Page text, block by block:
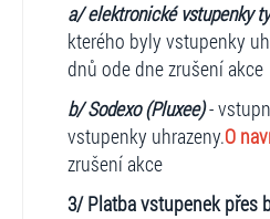
a/ elektronické vstupenky
kterého byly vstupenky
dnů ode dne zrušení akce
b/ Sodexo (Pluxee)-
vstupenky uhrazeny.O
zrušení akce
3/ Platba vstupenek přes